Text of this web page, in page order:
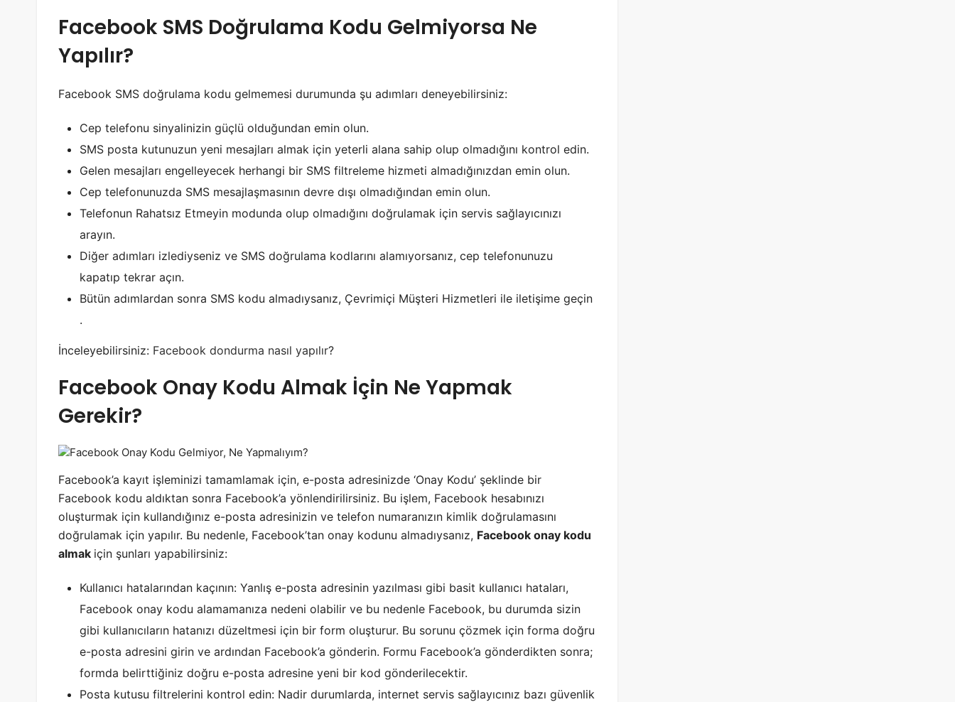
Facebook SMS Doğrulama Kodu Gelmiyorsa Ne
Yapılır?
Facebook SMS doğrulama kodu gelmemesi durumunda şu adımları deneyebilirsiniz:
Cep telefonu sinyalinizin güçlü olduğundan emin olun.
SMS posta kutunuzun yeni mesajları almak için yeterli alana sahip olup olmadığını kontrol edin.
Gelen mesajları engelleyecek herhangi bir SMS filtreleme hizmeti almadığınızdan emin olun.
Cep telefonunuzda SMS mesajlaşmasının devre dışı olmadığından emin olun.
Telefonun Rahatsız Etmeyin modunda olup olmadığını doğrulamak için servis sağlayıcınızı
arayın.
Diğer adımları izlediyseniz ve SMS doğrulama kodlarını alamıyorsanız, cep telefonunuzu
kapatıp tekrar açın.
Bütün adımlardan sonra SMS kodu almadıysanız, Çevrimiçi Müşteri Hizmetleri ile iletişime geçin
.
İnceleyebilirsiniz: Facebook dondurma nasıl yapılır?
Facebook Onay Kodu Almak İçin Ne Yapmak
Gerekir?
Facebook’a kayıt işleminizi tamamlamak için, e-posta adresinizde ‘Onay Kodu’ şeklinde bir
Facebook kodu aldıktan sonra Facebook’a yönlendirilirsiniz. Bu işlem, Facebook hesabınızı
oluşturmak için kullandığınız e-posta adresinizin ve telefon numaranızın kimlik doğrulamasını
doğrulamak için yapılır. Bu nedenle, Facebook’tan onay kodunu almadıysanız, Facebook onay kodu
almak için şunları yapabilirsiniz:
Kullanıcı hatalarından kaçının: Yanlış e-posta adresinin yazılması gibi basit kullanıcı hataları,
Facebook onay kodu alamamanıza nedeni olabilir ve bu nedenle Facebook, bu durumda sizin
gibi kullanıcıların hatanızı düzeltmesi için bir form oluşturur. Bu sorunu çözmek için forma doğru
e-posta adresini girin ve ardından Facebook’a gönderin. Formu Facebook’a gönderdikten sonra;
formda belirttiğiniz doğru e-posta adresine yeni bir kod gönderilecektir.
Posta kutusu filtrelerini kontrol edin: Nadir durumlarda, internet servis sağlayıcınız bazı güvenlik